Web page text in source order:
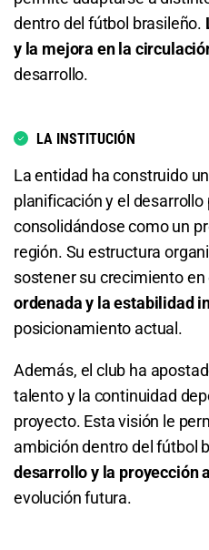
Total de Córners - Más de 10.5
1.95
Total de Córners - Más de 11.5
S/
Total de Córners - Menos de
1.45
Total de Córners - Más de 12.5
3.40 S/
Total de Córners - Menos de
1.26
1.85 S/
Total de Tarjetas - Menos de 0.5
Total de Goles - Más de 1.5
1.40 S/ 14
Total de Goles - Menos de 3.5
1.27 S/
7.25
Total de Goles - Menos de 4.5
1.10 S/
Total de Tarjetas - Menos de 0.5
8.00
Total de Goles - Más de 1.5
S/
dentro del fútbol brasileño.
y la mejora en la
desarrollo.
LA INSTITUCIÓN
La entidad ha construido
planificación y el desarrollo
consolidándose como un
región. Su estructura
sostener su crecimiento
ordenada y la estabilidad
posicionamiento actual.
Además, el club ha
talento y la continuidad
proyecto. Esta visión le
ambición dentro del fútbol
desarrollo y la proyección
evolución futura.